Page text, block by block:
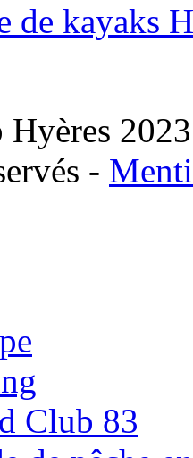
de kayaks
2023
-
Club 83